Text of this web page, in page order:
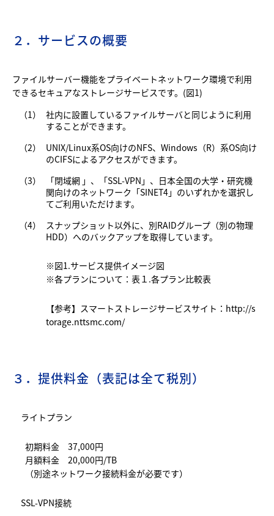
２．サービスの概要
ファイルサーバー機能をプライベートネットワーク環境で利用
できるセキュアなストレージサービスです。(図1)
（1）
社内に設置しているファイルサーバと同じように利用
することができます。
（2）
UNIX/Linux系OS向けのNFS、Windows（R）系OS向け
のCIFSによるアクセスができます。
（3）
「閉域網 」、「SSL-VPN」、日本全国の大学・研究機
関向けのネットワーク「SINET4」のいずれかを選択し
てご利用いただけます。
（4）
スナップショット以外に、別RAIDグループ（別の物理
HDD）へのバックアップを取得しています。
※図1.サービス提供イメージ図
※各プランについて：表１.各プラン比較表
【参考】スマートストレージサービスサイト： http://s
torage.nttsmc.com/
３．提供料金（表記は全て税別）
ライトプラン
初期料金 37,000円
月額料金 20,000円/TB
（別途ネットワーク接続料金が必要です）
SSL-VPN接続